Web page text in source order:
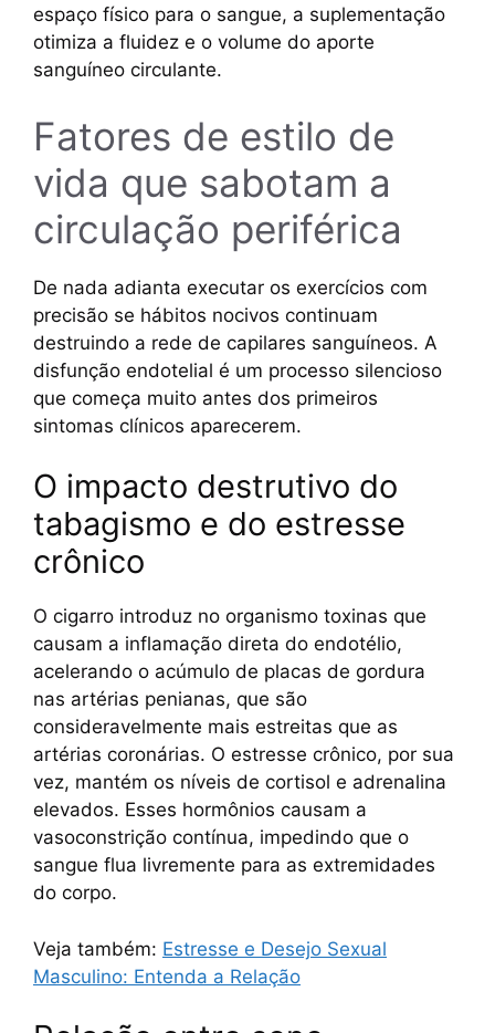
espaço físico para o sangue, a suplementação
otimiza a fluidez e o volume do aporte
sanguíneo circulante.
Fatores de estilo de
vida que sabotam a
circulação periférica
De nada adianta executar os exercícios com
precisão se hábitos nocivos continuam
destruindo a rede de capilares sanguíneos. A
disfunção endotelial é um processo silencioso
que começa muito antes dos primeiros
sintomas clínicos aparecerem.
O impacto destrutivo do
tabagismo e do estresse
crônico
O cigarro introduz no organismo toxinas que
causam a inflamação direta do endotélio,
acelerando o acúmulo de placas de gordura
nas artérias penianas, que são
consideravelmente mais estreitas que as
artérias coronárias. O estresse crônico, por sua
vez, mantém os níveis de cortisol e adrenalina
elevados. Esses hormônios causam a
vasoconstrição contínua, impedindo que o
sangue flua livremente para as extremidades
do corpo.
Veja também: Estresse e Desejo Sexual
Masculino: Entenda a Relação